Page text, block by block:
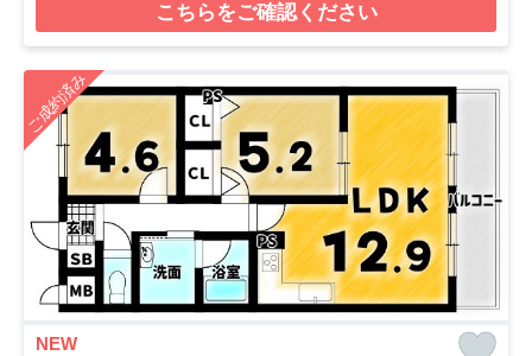
こちらをご確認ください
ご成約済み
NEW